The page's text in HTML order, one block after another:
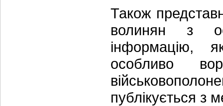
Також
волинян з
інформацію,
особливо
публікується з